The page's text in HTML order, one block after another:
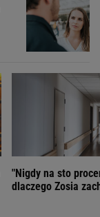
"Nigdy na sto
dlaczego Zosia